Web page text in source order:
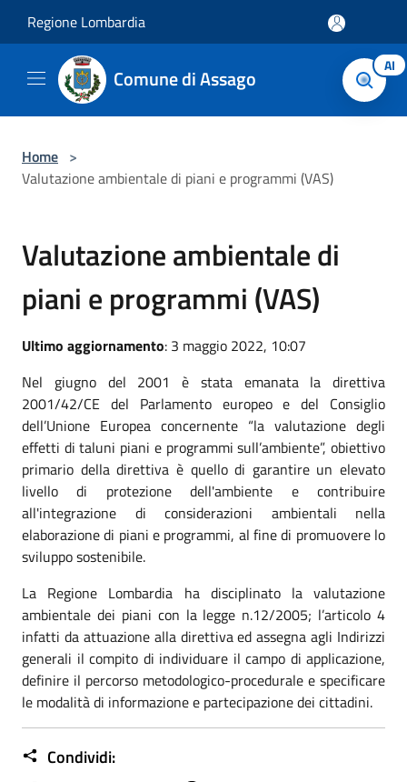
Regione Lombardia
Comune di Assago AI
Home >
Valutazione ambientale di piani e programmi (VAS)
Valutazione ambientale di
piani e programmi (VAS)
Ultimo aggiornamento: 3 maggio 2022, 10:07
Nel giugno del 2001 è stata emanata la direttiva
2001/42/CE del Parlamento europeo e del Consiglio
dell’Unione Europea concernente “la valutazione degli
effetti di taluni piani e programmi sull’ambiente”, obiettivo
primario della direttiva è quello di garantire un elevato
livello di protezione dell'ambiente e contribuire
all'integrazione di considerazioni ambientali nella
elaborazione di piani e programmi, al fine di promuovere lo
sviluppo sostenibile.
La Regione Lombardia ha disciplinato la valutazione
ambientale dei piani con la legge n.12/2005; l’articolo 4
infatti da attuazione alla direttiva ed assegna agli Indirizzi
generali il compito di individuare il campo di applicazione,
definire il percorso metodologico-procedurale e specificare
le modalità di informazione e partecipazione dei cittadini.
Condividi: